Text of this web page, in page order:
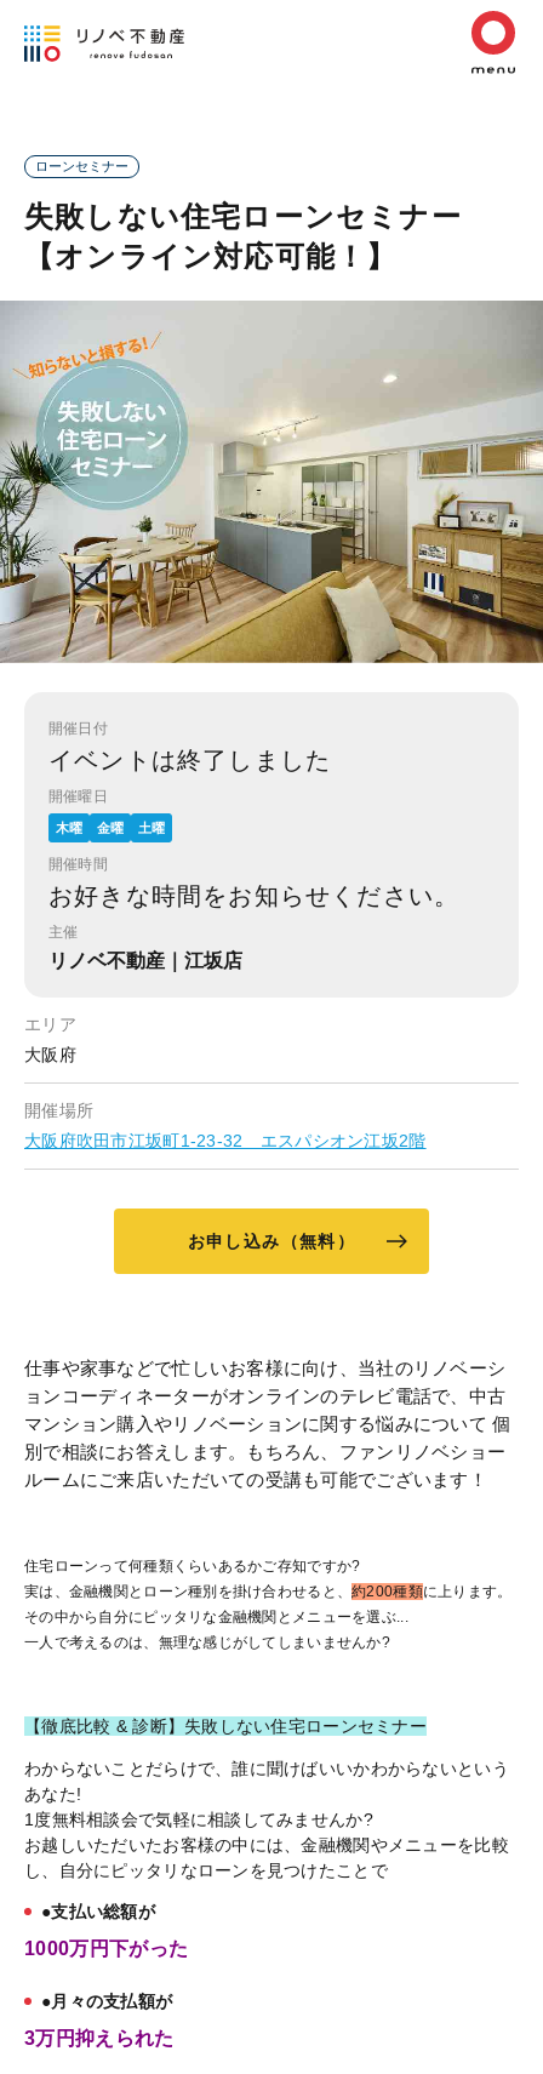
ローンセミナー
失敗しない住宅ローンセミナー
【オンライン対応可能！】
開催日付
イベントは終了しました
開催曜日
木曜 金曜 土曜
開催時間
お好きな時間をお知らせください。
主催
リノベ不動産｜江坂店
エリア
大阪府
開催場所
大阪府吹田市江坂町1-23-32 エスパシオン江坂2階
お申し込み（無料）
仕事や家事などで忙しいお客様に向け、当社のリノベーシ
ョンコーディネーターがオンラインのテレビ電話で、中古
マンション購⼊やリノベーションに関する悩みについて 個
別で相談にお答えします。もちろん、ファンリノベショー
ルームにご来店いただいての受講も可能でございます！
住宅ローンって何種類くらいあるかご存知ですか?
実は、金融機関とローン種別を掛け合わせると、約200種類に上ります。
その中から自分にピッタリな金融機関とメニューを選ぶ...
一人で考えるのは、無理な感じがしてしまいませんか?
【徹底比較 & 診断】失敗しない住宅ローンセミナー
わからないことだらけで、誰に聞けばいいかわからないという
あなた!
1度無料相談会で気軽に相談してみませんか?
お越しいただいたお客様の中には、金融機関やメニューを比較
し、自分にピッタリなローンを見つけたことで
●支払い総額が
1000万円下がった
●月々の支払額が
3万円抑えられた